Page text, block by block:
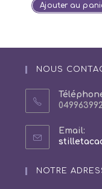
Ajouter au
NOUS
Email:
NOTRE